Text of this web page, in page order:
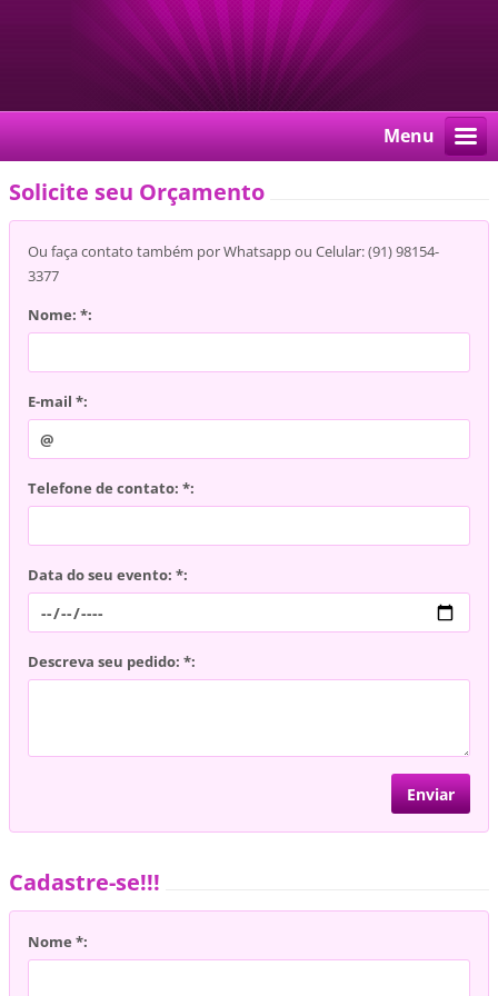
Menu
Solicite seu Orçamento
Ou faça contato também por Whatsapp ou Celular: (91) 98154-
3377
Nome: *:
E-mail *:
Telefone de contato: *:
Data do seu evento: *:
Descreva seu pedido: *:
Cadastre-se!!!
Nome *: